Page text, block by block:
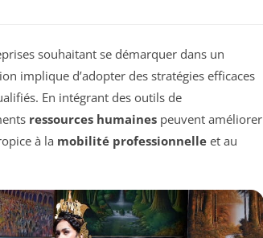
souhaitant se démarquer dans un
implique d’adopter des stratégies efficaces
En intégrant des outils de
ressources humaines peuvent améliorer
à la mobilité professionnelle et au